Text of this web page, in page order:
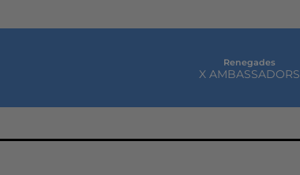
Renegades
X AMBASSADORS